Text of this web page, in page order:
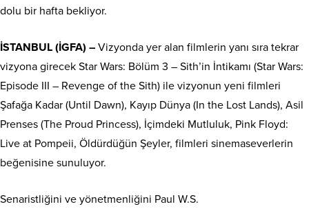
dolu bir hafta bekliyor.
İSTANBUL (İGFA) – Vizyonda yer alan filmlerin yanı sıra tekrar
vizyona girecek Star Wars: Bölüm 3 – Sith’in İntikamı (Star Wars:
Episode III – Revenge of the Sith) ile vizyonun yeni filmleri
Şafağa Kadar (Until Dawn), Kayıp Dünya (In the Lost Lands), Asil
Prenses (The Proud Princess), İçimdeki Mutluluk, Pink Floyd:
Live at Pompeii, Öldürdüğün Şeyler, filmleri sinemaseverlerin
beğenisine sunuluyor.
Senaristliğini ve yönetmenliğini Paul W.S.